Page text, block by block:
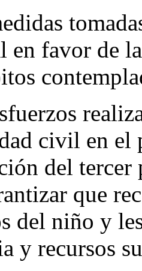
en favor de
civil en el
del tercer
que
del niño y
y recursos